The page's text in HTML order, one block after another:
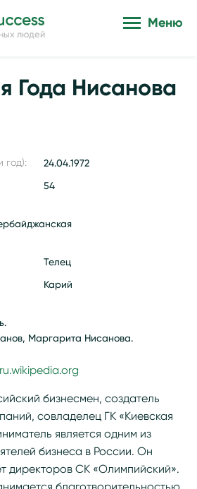
людей
Меню
Года Нисанова
год): 24.04.1972
54
Телец
Карий
Маргарита Нисанова.
wiki/
бизнесмен, создатель
совладелец ГК «Киевская
является одним из
бизнеса в России. Он
директоров СК «Олимпийский».